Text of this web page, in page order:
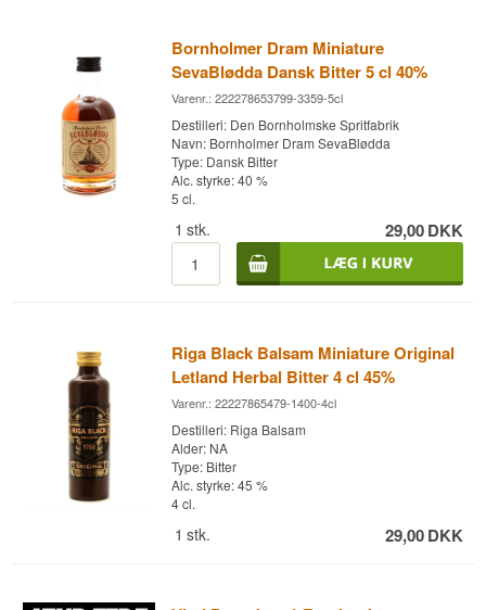
Bornholmer Dram Miniature
SevaBlødda Dansk Bitter 5 cl 40%
Varenr.: 222278653799-3359-5cl
Destilleri: Den Bornholmske Spritfabrik
Navn: Bornholmer Dram SevaBlødda
Type: Dansk Bitter
Alc. styrke: 40 %
5 cl.
1 stk. 29,00DKK
Riga Black Balsam Miniature Original
Letland Herbal Bitter 4 cl 45%
Varenr.: 22227865479-1400-4cl
Destilleri: Riga Balsam
Alder: NA
Type: Bitter
Alc. styrke: 45 %
4 cl.
1 stk. 29,00DKK